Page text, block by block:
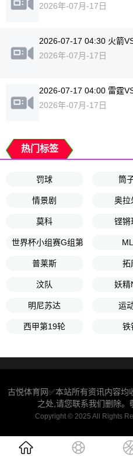
2026年-07月-17日
2026-07-17 04:30 火箭
2026年-07月-17日
2026-07-17 04:00 雷霆
2026年-07月-17日
热门标签
罚球 筒
情景剧 奥拉
莫科 铿锵
世界杯小组赛G组第2轮
普莱斯 拓
汶队 妖精
明尼苏达 运
西甲第19轮 铁
古悦体育网✅本站所有资讯内容
之处,请您联系我们删除
Copyright © 2025 All Rights